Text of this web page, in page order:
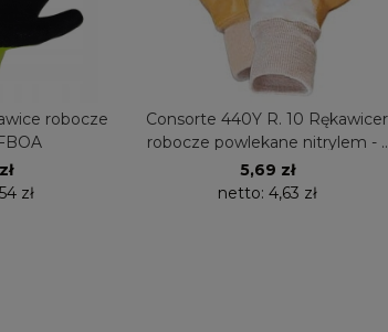
robocze
zł
Consorte 440Y R. 10 Rękawicer
robocze powlekane nitrylem - 1
PARA
5,69 zł
netto: 4,63 zł